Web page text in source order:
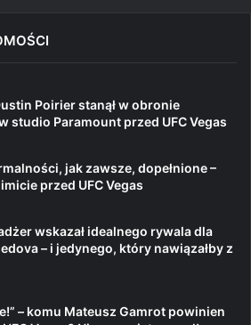
Poirier stanął w obronie
studio Paramount przed UFC Vegas
jak zawsze, dopełnione –
przed UFC Vegas
wskazał idealnego rywala dla
– i jedynego, który nawiązałby z
– komu Mateusz Gamrot powinien